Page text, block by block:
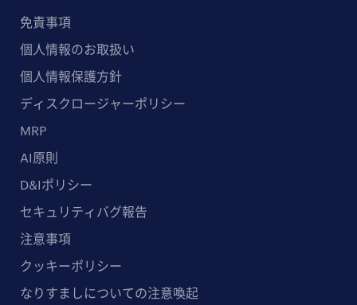
免責事項
個人情報のお取扱い
個人情報保護方針
ディスクロージャーポリシー
MRP
AI原則
D&Iポリシー
セキュリティバグ報告
注意事項
クッキーポリシー
なりすましについての注意喚起